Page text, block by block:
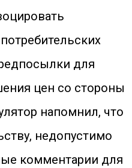
для
цен со стороны
напомнил, что
недопустимо
комментарии для